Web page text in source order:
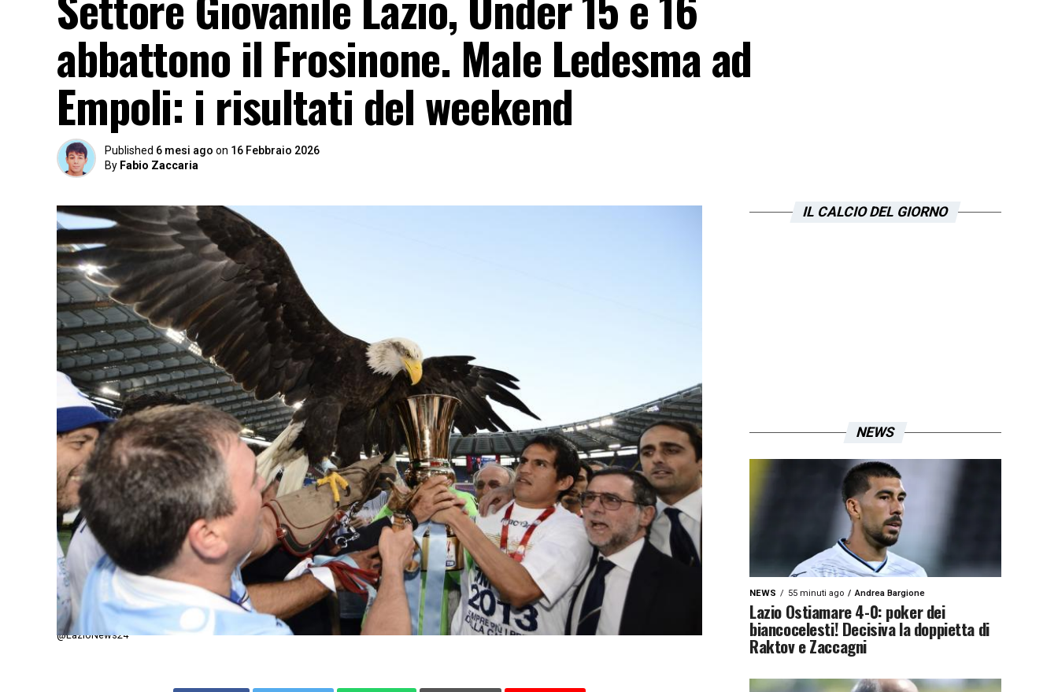
abbattono il Frosinone. Male Ledesma ad
Empoli: i risultati del weekend
Published 6 mesi ago on 16 Febbraio 2026
By Fabio Zaccaria
@LazioNews24
IL CALCIO DEL GIORNO
NEWS
NEWS 55 minuti ago Andrea Bargione
Lazio Ostiamare 4-0: poker dei
biancocelesti! Decisiva la doppietta di
Raktov e Zaccagni